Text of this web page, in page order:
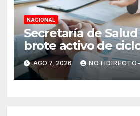
NACIONAL
Secretaría de
brote activo de
en México y pide
a la población
AGO 7, 2026